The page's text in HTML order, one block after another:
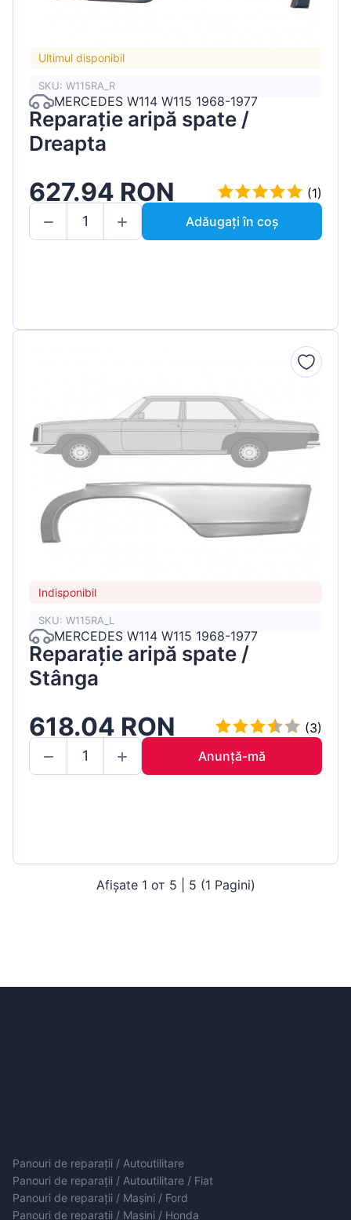
Ultimul disponibil
SKU: W115RA_R
MERCEDES W114 W115 1968-1977
Reparație aripă spate /
Dreapta
627.94 RON
(1)
Adăugați în coș
Indisponibil
SKU: W115RA_L
MERCEDES W114 W115 1968-1977
Reparație aripă spate /
Stânga
618.04 RON
(3)
Anunță-mă
Afișate 1 от 5 | 5 (1 Pagini)
Panouri de reparații / Autoutilitare
Panouri de reparații / Autoutilitare / Fiat
Panouri de reparații / Mașini / Ford
Panouri de reparații / Mașini / Honda